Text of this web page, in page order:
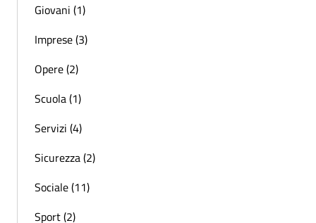
Giovani (1)
Imprese (3)
Opere (2)
Scuola (1)
Servizi (4)
Sicurezza (2)
Sociale (11)
Sport (2)